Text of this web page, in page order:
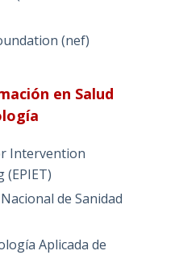
(nef)
en Salud
Intervention
de Sanidad
Aplicada de